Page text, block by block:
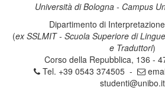
Università di Bologna - Campus
Dipartimento di
(ex SSLMIT - Scuola Superiore di
e Traduttori)
Corso della Repubblica, 136 -
Tel. +39 0543 374505 -
studenti@unibo.it